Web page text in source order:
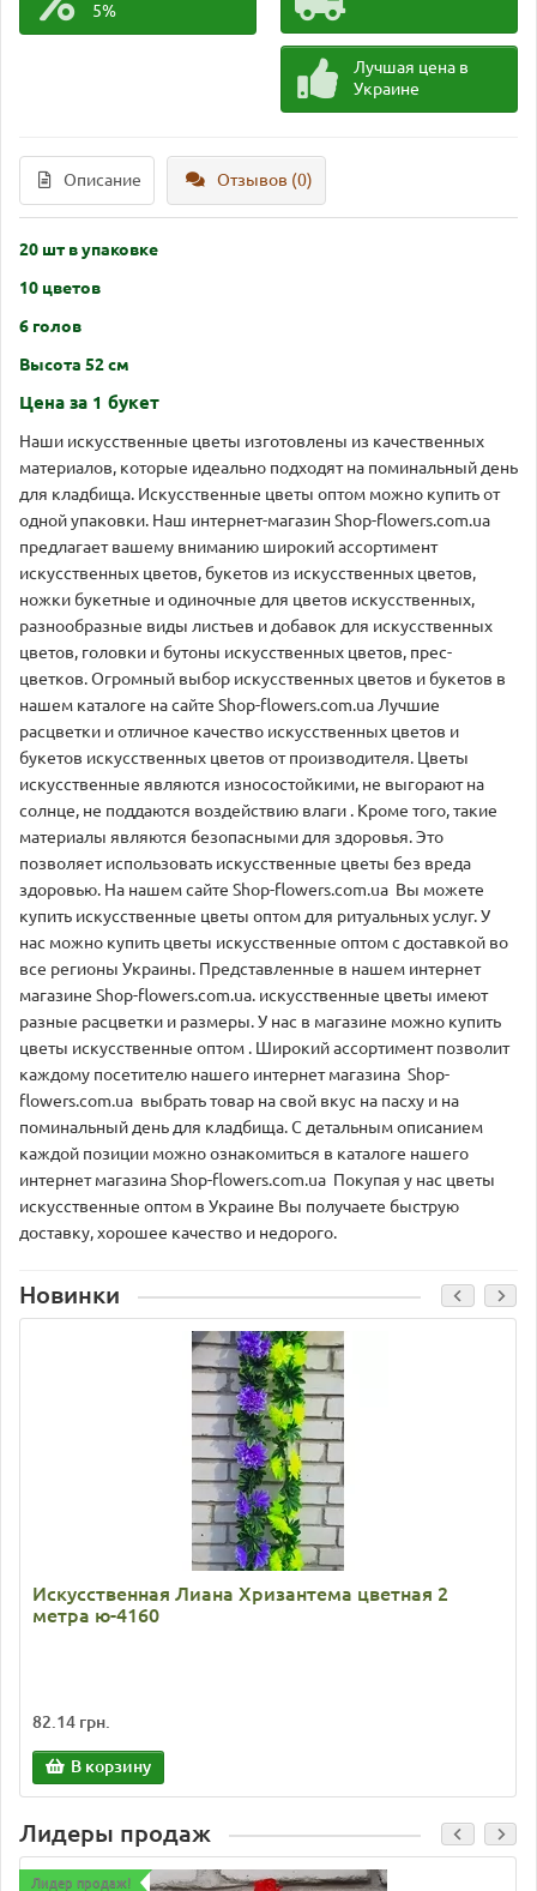
5%
Лучшая цена в
Украине
Описание Отзывов (0)
20 шт в упаковке
10 цветов
6 голов
Высота 52 см
Цена за 1 букет
Наши искусственные цветы изготовлены из качественных
материалов, которые идеально подходят на поминальный день
для кладбища. Искусственные цветы оптом можно купить от
одной упаковки. Наш интернет-магазин Shop-flowers.com.ua
предлагает вашему вниманию широкий ассортимент
искусственных цветов, букетов из искусственных цветов,
ножки букетные и одиночные для цветов искусственных,
разнообразные виды листьев и добавок для искусственных
цветов, головки и бутоны искусственных цветов, прес-
цветков. Огромный выбор искусственных цветов и букетов в
нашем каталоге на сайте Shop-flowers.com.ua Лучшие
расцветки и отличное качество искусственных цветов и
букетов искусственных цветов от производителя. Цветы
искусственные являются износостойкими, не выгорают на
солнце, не поддаются воздействию влаги . Кроме того, такие
материалы являются безопасными для здоровья. Это
позволяет использовать искусственные цветы без вреда
здоровью. На нашем сайте Shop-flowers.com.ua Вы можете
купить искусственные цветы оптом для ритуальных услуг. У
нас можно купить цветы искусственные оптом с доставкой во
все регионы Украины. Представленные в нашем интернет
магазине Shop-flowers.com.ua. искусственные цветы имеют
разные расцветки и размеры. У нас в магазине можно купить
цветы искусственные оптом . Широкий ассортимент позволит
каждому посетителю нашего интернет магазина Shop-
flowers.com.ua выбрать товар на свой вкус на пасху и на
поминальный день для кладбища. С детальным описанием
каждой позиции можно ознакомиться в каталоге нашего
интернет магазина Shop-flowers.com.ua Покупая у нас цветы
искусственные оптом в Украине Вы получаете быструю
доставку, хорошее качество и недорого.
Новинки
Искусственная Лиана Хризантема цветная 2
метра ю-4160
82.14 грн.
В корзину
Лидеры продаж
Лидер продаж!